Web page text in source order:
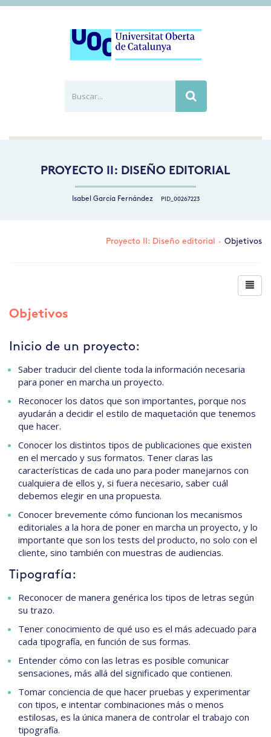
PROYECTO II: DISEÑO EDITORIAL
Isabel García Fernández PID_00267223
Proyecto II: Diseño editorial · Objetivos
Objetivos
Inicio de un proyecto:
Saber traducir del cliente toda la información necesaria
para poner en marcha un proyecto.
Reconocer los datos que son importantes, porque nos
ayudarán a decidir el estilo de maquetación que tenemos
que hacer.
Conocer los distintos tipos de publicaciones que existen
en el mercado y sus formatos. Tener claras las
características de cada uno para poder manejarnos con
cualquiera de ellos y, si fuera necesario, saber cuál
debemos elegir en una propuesta.
Conocer brevemente cómo funcionan los mecanismos
editoriales a la hora de poner en marcha un proyecto, y lo
importante que son los tests del producto, no solo con el
cliente, sino también con muestras de audiencias.
Tipografía:
Reconocer de manera genérica los tipos de letras según
su trazo.
Tener conocimiento de qué uso es el más adecuado para
cada tipografía, en función de sus formas.
Entender cómo con las letras es posible comunicar
sensaciones, más allá del significado que contienen.
Tomar conciencia de que hacer pruebas y experimentar
con tipos, e intentar combinaciones más o menos
estilosas, es la única manera de controlar el trabajo con
tipografía.